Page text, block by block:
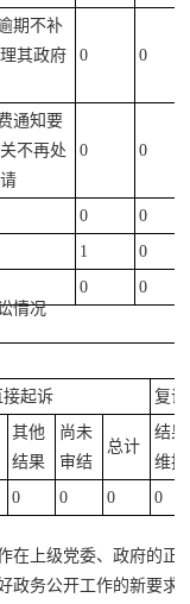
期不补
其政府
0 0
通知要
不再处
0 0
0 0
1 0
0 0
情况
接起诉
复
其他
结果
尚未
审结
总计
结果
维持
0 0 0
0
在上级党委、政府的正
政务公开工作的新要求